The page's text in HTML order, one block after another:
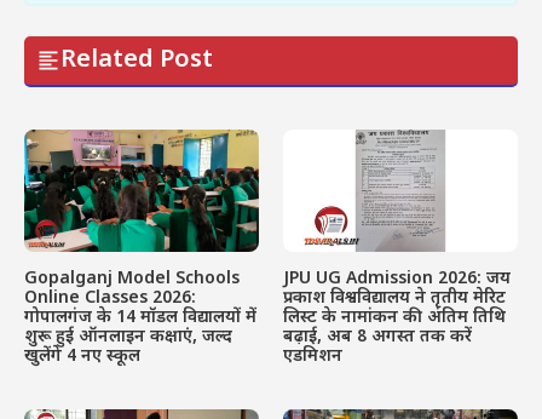
Related Post
Gopalganj Model Schools
Online Classes 2026:
गोपालगंज के 14 मॉडल विद्यालयों में
शुरू हुई ऑनलाइन कक्षाएं, जल्द
खुलेंगे 4 नए स्कूल
JPU UG Admission 2026: जय
प्रकाश विश्वविद्यालय ने तृतीय मेरिट
लिस्ट के नामांकन की अंतिम तिथि
बढ़ाई, अब 8 अगस्त तक करें
एडमिशन